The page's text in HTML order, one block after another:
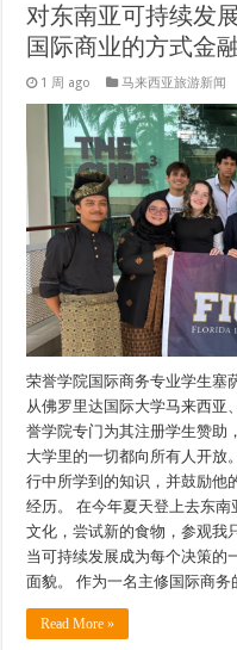
对东南亚可持续发
国际商业的方式金
1 周 ago 马来西亚旅游新闻
荣誉学院国际商务专业学生塞
从佛罗里达国际大学马来西亚
誉学院专门为其注册学生赞助
大学里的一切都向所有人开放
行中所学到的知识，并鼓励他
经历。 在今年夏天登上去东
文化，尝试新的食物，参观我
当可持续发展成为每个决策的
面貌。 作为一名主修国际商
Read More »